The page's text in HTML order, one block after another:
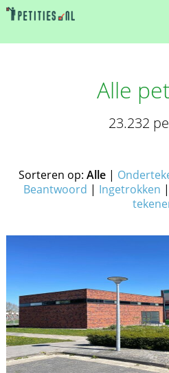
Alle
23.232
Sorteren op: Alle|
Beantwoord | Ingetrokken |